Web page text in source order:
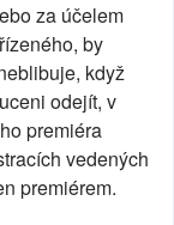
za účelem
by
když
odejít, v
premiéra
vedených
premiérem.